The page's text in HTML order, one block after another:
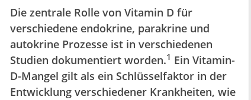
Die zentrale Rolle von Vitamin D für
verschiedene endokrine, parakrine und
autokrine Prozesse ist in verschiedenen
Studien dokumentiert worden.1 Ein Vitamin-
D-Mangel gilt als ein Schlüsselfaktor in der
Entwicklung verschiedener Krankheiten, wie